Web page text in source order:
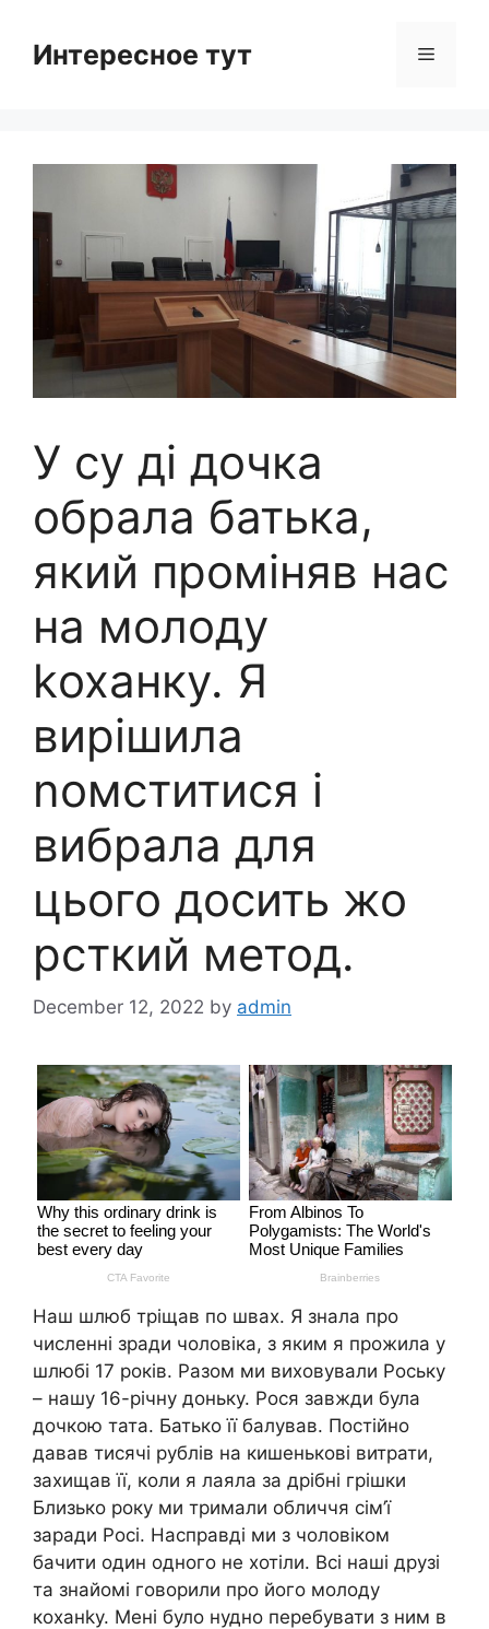
contentИнтересное тут Menu
У су ді дочка
обрала батька,
який проміняв нас
на молоду
kоханку. Я
вирішила
nомститися і
вибрала для
цього досить жо
рсткий метод.
December 12, 2022 by admin
Наш шлюб тріщав по швах. Я знала про
численні зради чоловіка, з яким я прожила у
шлюбі 17 років. Разом ми виховували Роську
– нашу 16-річну доньку. Рося завжди була
дочкою тата. Батько її балував. Постійно
давав тисячі рублів на кишенькові витрати,
захищав її, коли я лаяла за дрібні грішки
Близько року ми тримали обличчя сім’ї
заради Росі. Насправді ми з чоловіком
бачити один одного не хотіли. Всі наші друзі
та знайомі говорили про його молоду
коханkу. Мені було нудно перебувати з ним в